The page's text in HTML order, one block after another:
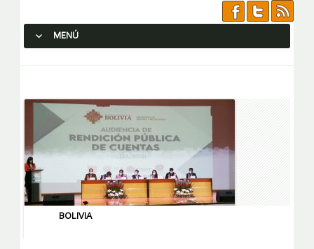
MENÚ
BOLIVIA